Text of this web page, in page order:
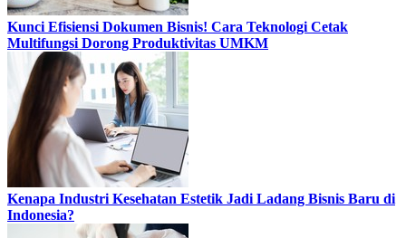
Kunci Efisiensi Dokumen Bisnis! Cara Teknologi Cetak
Multifungsi Dorong Produktivitas UMKM
Kenapa Industri Kesehatan Estetik Jadi Ladang Bisnis Baru di
Indonesia?